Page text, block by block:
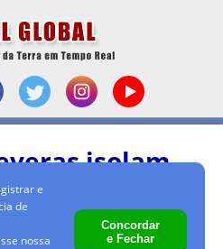
isolam
do
e
de
nossa
Concordar
e Fechar